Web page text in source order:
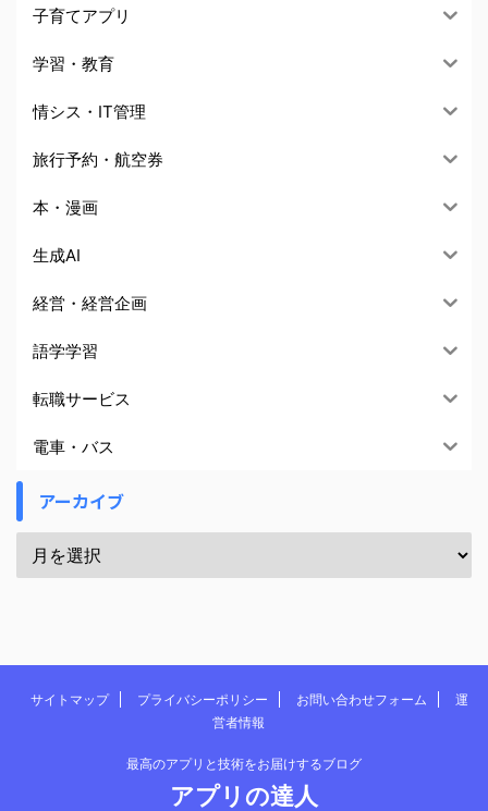
子育てアプリ
学習・教育
情シス・IT管理
旅行予約・航空券
本・漫画
生成AI
経営・経営企画
語学学習
転職サービス
電車・バス
アーカイブ
サイトマップ プライバシーポリシー お問い合わせフォーム
運
営者情報
最高のアプリと技術をお届けするブログ
アプリの達人